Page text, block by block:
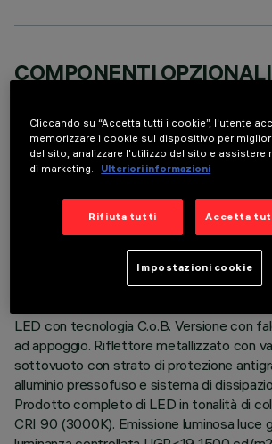
COMPONENTI OPZIONALI
DATI TECNICI
LED con tecnologia C.o.B. Versione con
ad appoggio. Riflettore metallizzato con
sottovuoto con strato di protezione
alluminio pressofuso e sistema di
Prodotto completo di LED in tonalità di
CRI 90 (3000K). Emissione luminosa luce
Cliccando su “Accetta tutti i cookie”, l'utente
memorizzare i cookie sul dispositivo per
del sito, analizzare l'utilizzo del sito e assistere
di marketing.
Ulteriori informazioni
Rifiuta tutti Accetta
Impostazioni cookie